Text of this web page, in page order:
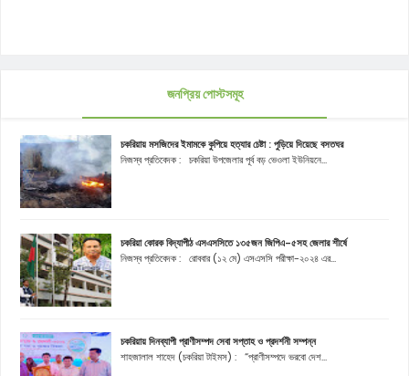
জনপ্রিয় পোস্টসমূহ
চকরিয়ায় মসজিদের ইমামকে কুপিয়ে হত্যার চেষ্টা : পুড়িয়ে দিয়েছে বসতঘর
নিজস্ব প্রতিবেদক : চকরিয়া উপজেলার পূর্ব বড় ভেওলা ইউনিয়নে...
চকরিয়া কোরক বিদ্যাপীঠ এসএসসিতে ১৩৫জন জিপিএ-৫সহ জেলার শীর্ষে
নিজস্ব প্রতিবেদক : রোববার (১২ মে) এসএসসি পরীক্ষা-২০২৪ এর...
চকরিয়ায় দিনব্যাপী প্রাণীসম্পদ সেবা সপ্তাহ ও প্রদর্শনী সম্পন্ন
শাহজালাল শাহেদ (চকরিয়া টাইমস) : “প্রাণীসম্পদে ভরবো দেশ...